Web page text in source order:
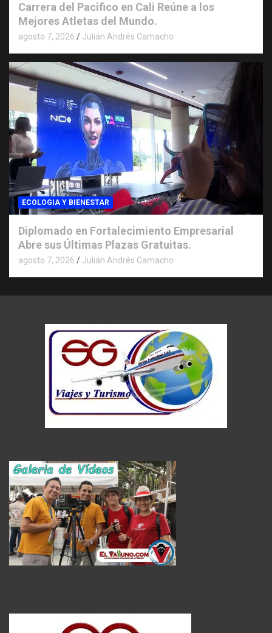
Carrera del Pacifico en Cali Reúne a los
Mejores Atletas del Mundo.
agosto 7, 2026 Julián Andrés Camacho
ECOLOGIA Y BIENESTAR
Diplomado en Fortalecimiento Empresarial
Abre sus Últimas Plazas Gratuitas.
agosto 7, 2026 Julián Andrés Camacho